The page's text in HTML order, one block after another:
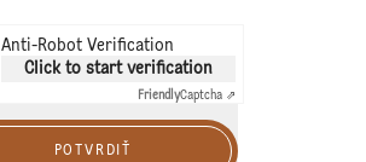
Anti-Robot Verification
Click to start verification
FriendlyCaptcha ⇗
POTVRDIŤ